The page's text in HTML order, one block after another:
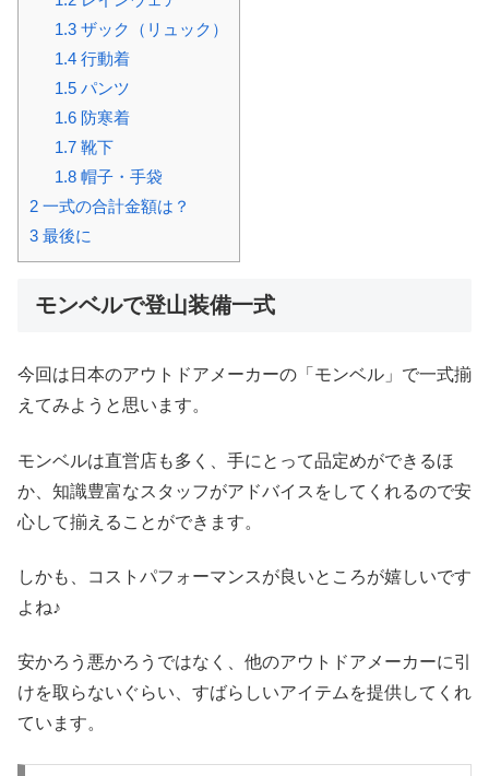
1.3ザック（リュック）
1.4行動着
1.5パンツ
1.6防寒着
1.7靴下
1.8帽子・手袋
2 一式の合計金額は？
3 最後に
モンベルで登山装備一式
今回は日本のアウトドアメーカーの「モンベル」で一式揃
えてみようと思います。
モンベルは直営店も多く、手にとって品定めができるほ
か、知識豊富なスタッフがアドバイスをしてくれるので安
心して揃えることができます。
しかも、コストパフォーマンスが良いところが嬉しいです
よね♪
安かろう悪かろうではなく、他のアウトドアメーカーに引
けを取らないぐらい、すばらしいアイテムを提供してくれ
ています。